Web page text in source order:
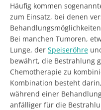
Häufig kommen
zum Einsatz, bei denen
Bei manchen Tumoren,
Lunge, der Speiseröhre
bewährt, die Bestrahlung
Chemotherapie zu
Kombination besteht
während einer
anfälliger für die